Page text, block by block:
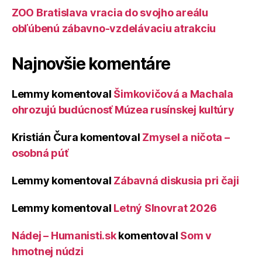
ZOO Bratislava vracia do svojho areálu
obľúbenú zábavno-vzdelávaciu atrakciu
Najnovšie komentáre
Lemmy komentoval Šimkovičová a Machala
ohrozujú budúcnosť Múzea rusínskej kultúry
Kristián Čura komentoval Zmysel a ničota –
osobná púť
Lemmy komentoval Zábavná diskusia pri čaji
Lemmy komentoval Letný Slnovrat 2026
Nádej – Humanisti.skkomentoval Som v
hmotnej núdzi